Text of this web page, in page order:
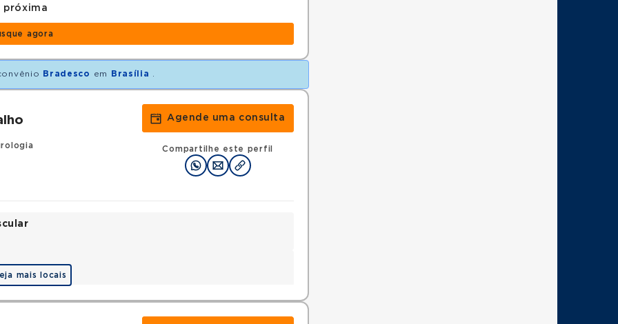
próxima
agora
Bradesco em Brasília
Agende uma consulta
Compartilhe este perfil
mais locais